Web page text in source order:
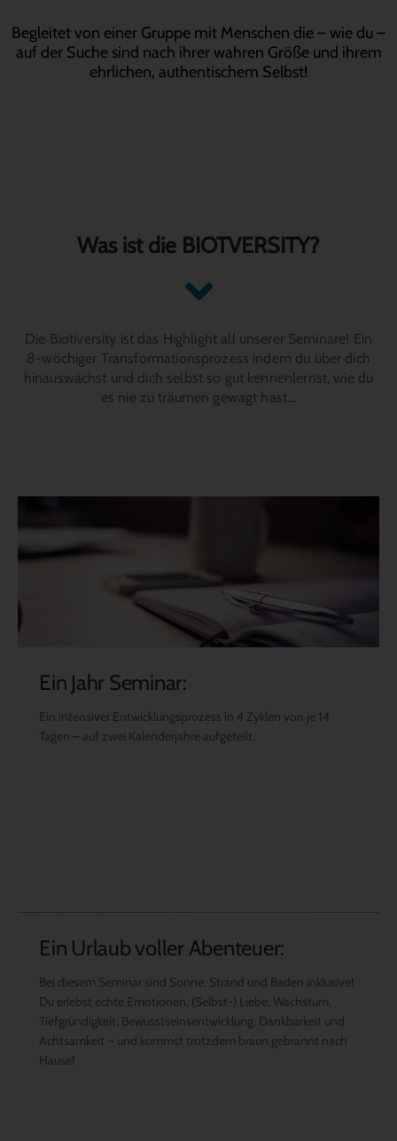
Begleitet von einer Gruppe mit Menschen die – wie du –
auf der Suche sind nach ihrer wahren Größe und ihrem
ehrlichen, authentischem Selbst!
Was ist die BIOTVERSITY?
Die Biotiversity ist das Highlight all unserer Seminare! Ein
8-wöchiger Transformationsprozess indem du über dich
hinauswächst und dich selbst so gut kennenlernst, wie du
es nie zu träumen gewagt hast…
Ein Jahr Seminar:
Ein intensiver Entwicklungsprozess in 4 Zyklen von je 14
Tagen – auf zwei Kalenderjahre aufgeteilt.
Ein Urlaub voller Abenteuer:
Bei diesem Seminar sind Sonne, Strand und Baden inklusive!
Du erlebst echte Emotionen, (Selbst-) Liebe, Wachstum,
Tiefgründigkeit, Bewusstseinsentwicklung, Dankbarkeit und
Achtsamkeit – und kommst trotzdem braun gebrannt nach
Hause!